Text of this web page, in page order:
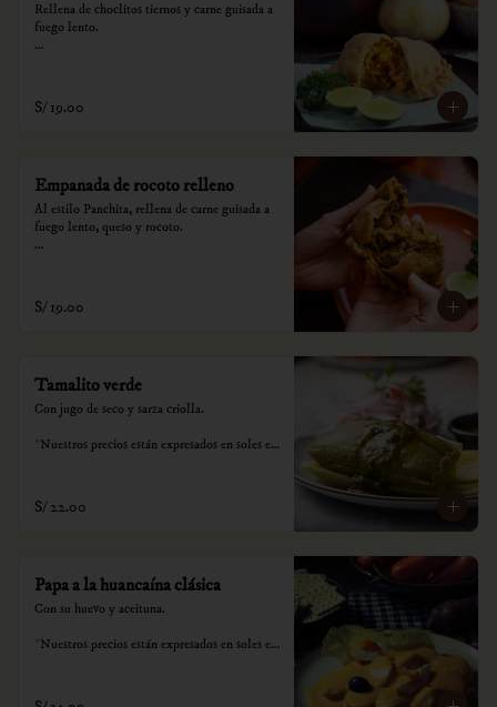
Rellena de choclitos tiernos y carne guisada a
fuego lento.
consumo.
S/ 19.00
Empanada de rocoto relleno
Al estilo Panchita, rellena de carne guisada a
fuego lento, queso y rocoto.
consumo.
S/ 19.00
Tamalito verde
Con jugo de seco y sarza criolla.
*Nuestros precios están expresados en soles e
S/ 22.00
Papa a la huancaína clásica
Con su huevo y aceituna.
*Nuestros precios están expresados en soles e